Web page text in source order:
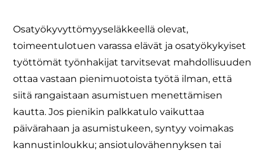
Osatyökyvyttömyyseläkkeellä olevat,
toimeentulotuen varassa elävät ja osatyökykyiset
työttömät työnhakijat tarvitsevat mahdollisuuden
ottaa vastaan pienimuotoista työtä ilman, että
siitä rangaistaan asumistuen menettämisen
kautta. Jos pienikin palkkatulo vaikuttaa
päivärahaan ja asumistukeen, syntyy voimakas
kannustinloukku; ansiotulovähennyksen tai